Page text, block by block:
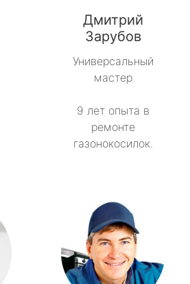
Дмитрий
Зарубов
Универсальный
мастер
9 лет опыта в
ремонте
газонокосилок.